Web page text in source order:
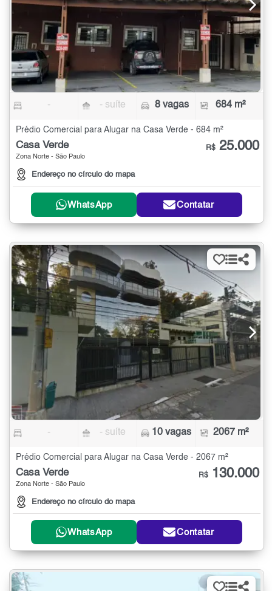
- - suíte 8 vagas 684 m²
Prédio Comercial para Alugar na Casa Verde - 684 m²
Casa Verde
Zona Norte - São Paulo
Endereço no círculo do mapa
R$ 25.000
WhatsApp Contatar
- - suíte 10 vagas 2067 m²
Prédio Comercial para Alugar na Casa Verde - 2067 m²
Casa Verde
Zona Norte - São Paulo
Endereço no círculo do mapa
R$ 130.000
WhatsApp Contatar